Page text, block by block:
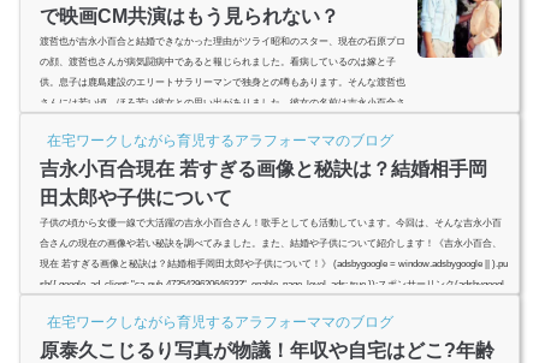
で映画CM共演はもう見られない？
渡哲也が吉永小百合と結婚できなかった理由がツライ昭和のスター、現在の石原プロ
の顔、渡哲也さんが病気闘病中であると報じられました。看病しているのは嫁と子
供。息子は鹿島建設のエリートサラリーマンで独身との噂もあります。そんな渡哲也
さんには若い頃、ほろ苦い彼女との思い出がありました。彼女の名前は吉永小百合さ
です。どんな馴れ初めでなぜ結婚に至らなかったのでしょうか？ (adsbygoogle = windo
w.adsbygoogle || ).push({ g...
在宅ワークしながら育児するアラフォーママのブログ
吉永小百合現在 若すぎる画像と秘訣は？結婚相手岡
田太郎や子供について
子供の頃から女優一線で大活躍の吉永小百合さん！歌手としても活動しています。今回は、そんな吉永小百
合さんの現在の画像や若い秘訣を調べてみました。また、結婚や子供について紹介します！《吉永小百合、
現在 若すぎる画像と秘訣は？結婚相手岡田太郎や子供について！》 (adsbygoogle = window.adsbygoogle || ).pu
sh({ google_ad_client: "ca-pub-4735429620646332", enable_page_level_ads: true });スポンサーリンク(adsbygoogl
在宅ワークしながら育児するアラフォーママのブログ
原泰久こじるり写真が物議！年収や自宅はどこ?年齢